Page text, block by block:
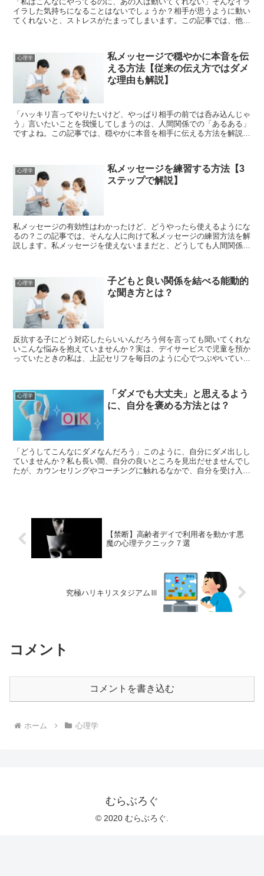
イラした気持ちになることはないでしょうか？相手が思うように動い
てくれないと、ストレスがたまってしまいます。この記事では、他人
心理学
私メッセージで穏やかに本音を伝
える方法【従来の伝え方ではダメ
な理由も解説】
「ハッキリ言ってやりたいけど、やっぱり相手の前では呑み込んじゃ
う」言いたいことを我慢してしまうのは、人間関係での「あるある」
ですよね。この記事では、穏やかに本音を相手に伝える方法を解説し
心理学
私メッセージを練習する方法【3
ステップで解説】
私メッセージの有効性はわかったけど、どうやったら使えるようにな
るの？この記事では、そんな人に向けて私メッセージの練習方法を解
説します。私メッセージを使えないままだと、どうしても人間関係で
心理学
子どもと良い関係を結べる能動的
な聞き方とは？
反抗する子にどう対応したらいいんだろう何を言っても聞いてくれな
いこんな悩みを抱えていませんか？実は、デイサービスで児童を預か
っていたときの私は、上記セリフを毎日のように心でつぶやいていま
心理学
「ダメでも大丈夫」と思えるよう
に、自分を褒める方法とは？
「どうしてこんなにダメなんだろう」このように、自分にダメ出しし
ていませんか？私も長い間、自分の良いところを見出だせませんでし
たが、カウンセリングやコーチングに触れるなかで、自分を受け入れ
【禁断】高齢者デイで利用者を動かす悪
魔の心理テクニック７選
究極ハリキリスタジアムⅢ
コメント
コメントを書き込む
ホーム 心理学
むらぶろぐ
© 2020 むらぶろぐ.